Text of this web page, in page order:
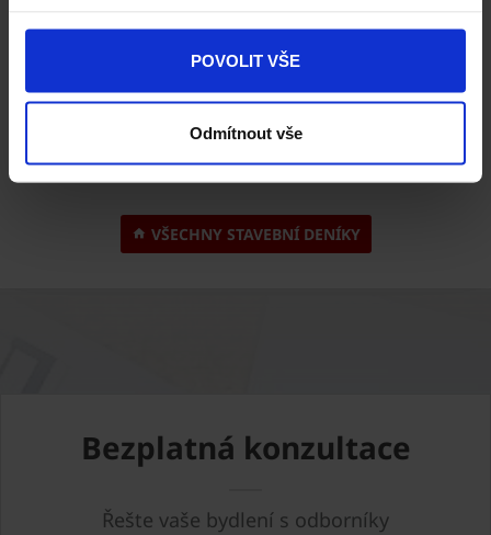
POVOLIT VŠE
Odmítnout vše
321 785 719 / 773 905 935
VŠECHNY STAVEBNÍ DENÍKY
Bezplatná konzultace
Řešte vaše bydlení s odborníky